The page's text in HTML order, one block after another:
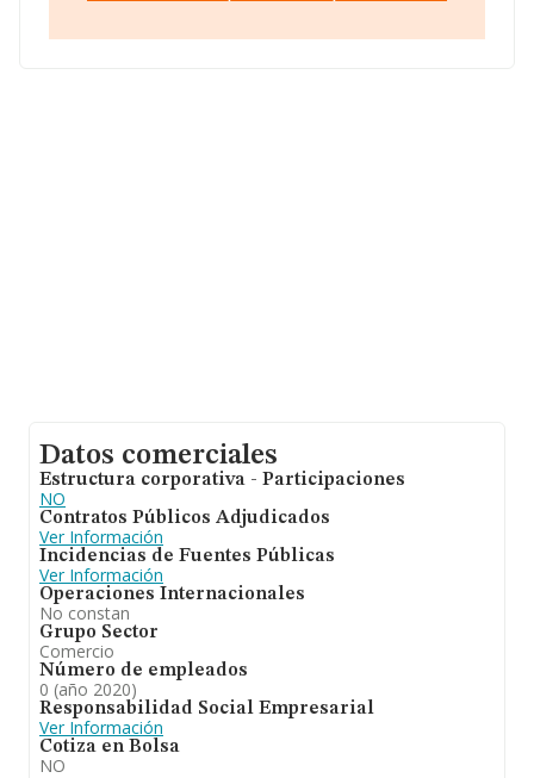
Datos comerciales
Estructura corporativa - Participaciones
NO
Contratos Públicos Adjudicados
Ver Información
Incidencias de Fuentes Públicas
Ver Información
Operaciones Internacionales
No constan
Grupo Sector
Comercio
Número de empleados
0 (año 2020)
Responsabilidad Social Empresarial
Ver Información
Cotiza en Bolsa
NO